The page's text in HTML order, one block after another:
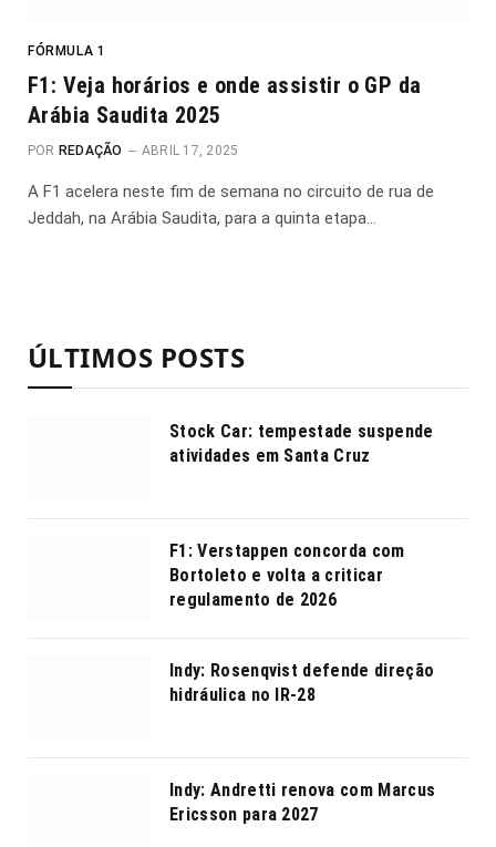
FÓRMULA 1
F1: Veja horários e onde assistir o GP da
Arábia Saudita 2025
POR REDAÇÃO ABRIL 17, 2025
A F1 acelera neste fim de semana no circuito de rua de
Jeddah, na Arábia Saudita, para a quinta etapa…
ÚLTIMOS POSTS
Stock Car: tempestade suspende
atividades em Santa Cruz
F1: Verstappen concorda com
Bortoleto e volta a criticar
regulamento de 2026
Indy: Rosenqvist defende direção
hidráulica no IR-28
Indy: Andretti renova com Marcus
Ericsson para 2027